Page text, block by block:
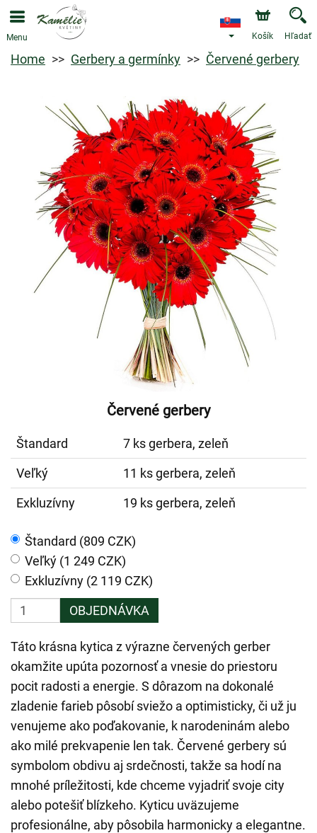
Menu Košík Hľadať
Home Gerbery a germínky Červené gerbery
Červené gerbery
Štandard
7 ks gerbera, zeleň
Veľký
11 ks gerbera, zeleň
Exkluzívny
19 ks gerbera, zeleň
Štandard (809 CZK)
Veľký (1 249 CZK)
Exkluzívny (2 119 CZK)
OBJEDNÁVKA
Táto krásna kytica z výrazne červených gerber
okamžite upúta pozornosť a vnesie do priestoru
pocit radosti a energie. S dôrazom na dokonalé
zladenie farieb pôsobí sviežo a optimisticky, či už ju
venujeme ako poďakovanie, k narodeninám alebo
ako milé prekvapenie len tak. Červené gerbery sú
symbolom obdivu aj srdečnosti, takže sa hodí na
mnohé príležitosti, kde chceme vyjadriť svoje city
alebo potešiť blízkeho. Kyticu uväzujeme
profesionálne, aby pôsobila harmonicky a elegantne.